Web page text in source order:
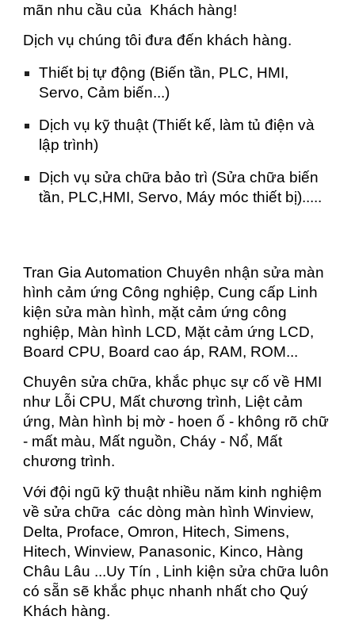
mãn nhu cầu của Khách hàng!
Dịch vụ chúng tôi đưa đến khách hàng.
Thiết bị tự động (Biến tần, PLC, HMI,
Servo, Cảm biến...)
Dịch vụ kỹ thuật (Thiết kế, làm tủ điện và
lập trình)
Dịch vụ sửa chữa bảo trì (Sửa chữa biến
tần, PLC,HMI, Servo, Máy móc thiết bị).....
Tran Gia Automation Chuyên nhận sửa màn
hình cảm ứng Công nghiệp, Cung cấp Linh
kiện sửa màn hình, mặt cảm ứng công
nghiệp, Màn hình LCD, Mặt cảm ứng LCD,
Board CPU, Board cao áp, RAM, ROM...
Chuyên sửa chữa, khắc phục sự cố về HMI
như Lỗi CPU, Mất chương trình, Liệt cảm
ứng, Màn hình bị mờ - hoen ố - không rõ chữ
- mất màu, Mất nguồn, Cháy - Nổ, Mất
chương trình.
Với đội ngũ kỹ thuật nhiều năm kinh nghiệm
về sửa chữa các dòng màn hình Winview,
Delta, Proface, Omron, Hitech, Simens,
Hitech, Winview, Panasonic, Kinco, Hàng
Châu Lâu ...Uy Tín , Linh kiện sửa chữa luôn
có sẵn sẽ khắc phục nhanh nhất cho Quý
Khách hàng.